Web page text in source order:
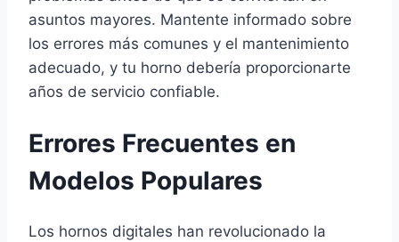
asuntos mayores. Mantente informado sobre
los errores más comunes y el mantenimiento
adecuado, y tu horno debería proporcionarte
años de servicio confiable.
Errores Frecuentes en
Modelos Populares
Los hornos digitales han revolucionado la